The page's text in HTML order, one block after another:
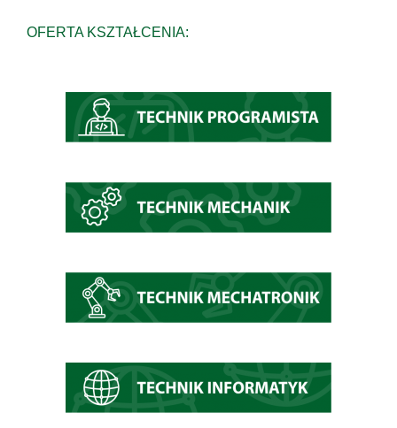
OFERTA KSZTAŁCENIA: